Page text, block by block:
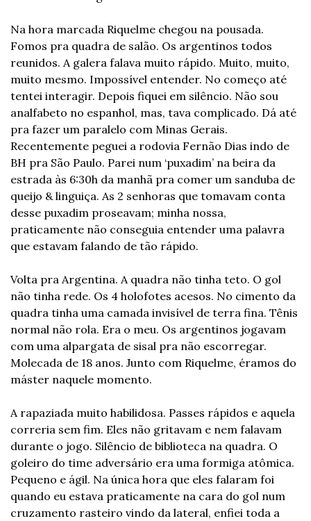
Na hora marcada Riquelme chegou na pousada.
Fomos pra quadra de salão. Os argentinos todos
reunidos. A galera falava muito rápido. Muito, muito,
muito mesmo. Impossível entender. No começo até
tentei interagir. Depois fiquei em silêncio. Não sou
analfabeto no espanhol, mas, tava complicado. Dá até
pra fazer um paralelo com Minas Gerais.
Recentemente peguei a rodovia Fernão Dias indo de
BH pra São Paulo. Parei num ‘puxadim’ na beira da
estrada às 6:30h da manhã pra comer um sanduba de
queijo & linguiça. As 2 senhoras que tomavam conta
desse puxadim proseavam; minha nossa,
praticamente não conseguia entender uma palavra
que estavam falando de tão rápido.
Volta pra Argentina. A quadra não tinha teto. O gol
não tinha rede. Os 4 holofotes acesos. No cimento da
quadra tinha uma camada invisível de terra fina. Tênis
normal não rola. Era o meu. Os argentinos jogavam
com uma alpargata de sisal pra não escorregar.
Molecada de 18 anos. Junto com Riquelme, éramos do
máster naquele momento.
A rapaziada muito habilidosa. Passes rápidos e aquela
correria sem fim. Eles não gritavam e nem falavam
durante o jogo. Silêncio de biblioteca na quadra. O
goleiro do time adversário era uma formiga atômica.
Pequeno e ágil. Na única hora que eles falaram foi
quando eu estava praticamente na cara do gol num
cruzamento rasteiro vindo da lateral, enfiei toda a